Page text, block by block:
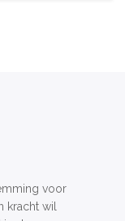
voor
kracht wil